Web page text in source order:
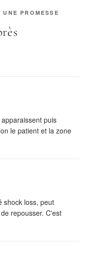
PROMESSE
puis
le patient et la zone
shock loss, peut
repousser. C'est